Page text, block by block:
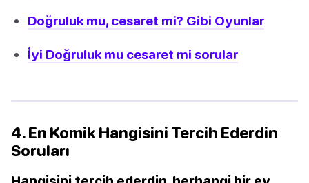
Doğruluk mu, cesaret mi? Gibi Oyunlar
İyi Doğruluk mu cesaret mi sorular
4. En Komik Hangisini Tercih Ederdin
Soruları